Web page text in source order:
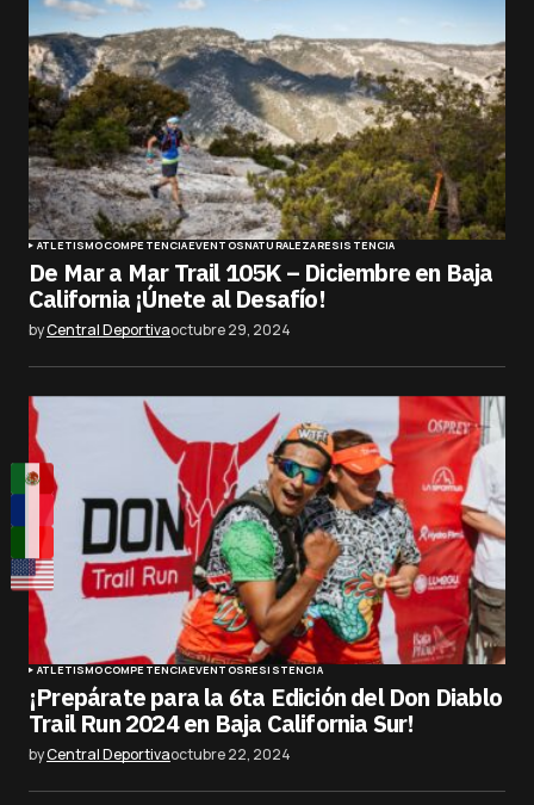
ATLETISMOCOMPETENCIAEVENTOSNATURALEZARESISTENCIA
De Mar a Mar Trail 105K – Diciembre en Baja
California ¡Únete al Desafío!
byCentral Deportivaoctubre 29, 2024
ATLETISMOCOMPETENCIAEVENTOSRESISTENCIA
¡Prepárate para la 6ta Edición del Don Diablo
Trail Run 2024 en Baja California Sur!
byCentral Deportivaoctubre 22, 2024